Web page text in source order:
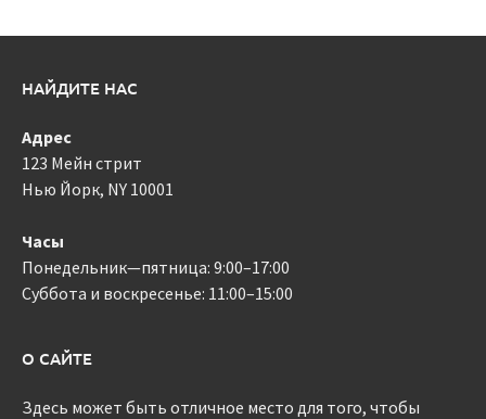
НАЙДИТЕ НАС
Адрес
123 Мейн стрит
Нью Йорк, NY 10001
Часы
Понедельник—пятница: 9:00–17:00
Суббота и воскресенье: 11:00–15:00
О САЙТЕ
Здесь может быть отличное место для того, чтобы